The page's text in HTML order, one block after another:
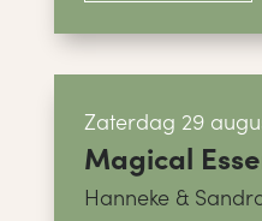
Zaterdag 29
Magical
Hanneke &